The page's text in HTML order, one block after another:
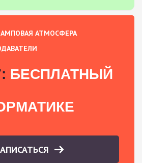
АТМОСФЕРА
БЕСПЛАТНЫЙ